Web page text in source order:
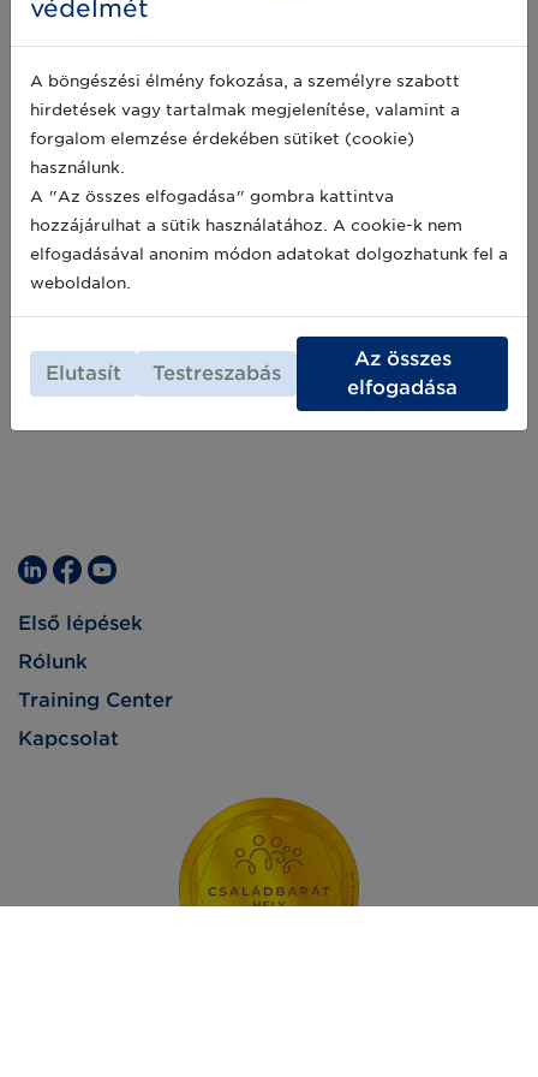
„felhasználhatóság” fogalmát, vagy az ún.
hogy röviddel a dátum lejárta után
fogyaszthatatlan az étel, legfeljebb már nem
olyan minőségű, mint a lejárat előtt volt.
2021-08-15
Négy hasznos stratégia, hogy
elkerülje a termékcímkézési hibákat
A termékek címkézésénél elkövetett hibák,
vagyis a fogyasztók nem megfelelő
tájékoztatása, számos komoly problémát tud
okozni a márkáknak és a vásárlóknak egyaránt.
amivel ezek a helyzetek garantáltan
megelőzhetők.
2019-02-05
Első lépések
Rólunk
Training Center
Kapcsolat
védelmét
A böngészési élmény fokozása, a személyre szabott
hirdetések vagy tartalmak megjelenítése, valamint a
forgalom elemzése érdekében sütiket (cookie)
használunk.
A "Az összes elfogadása" gombra kattintva
hozzájárulhat a sütik használatához. A cookie-k nem
elfogadásával anonim módon adatokat dolgozhatunk fel a
weboldalon.
Elutasít Testreszabás
Az összes
elfogadása